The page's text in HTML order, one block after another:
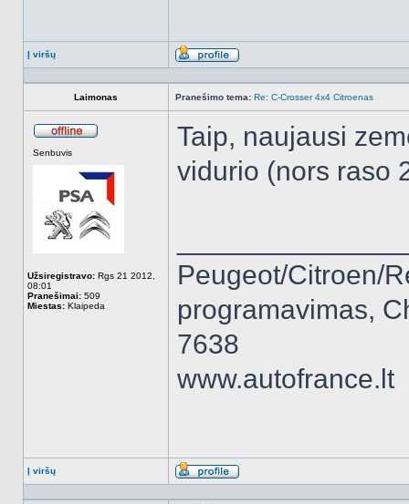
Į viršų
Aprašymas
Laimonas Pranešimo tema: Re: C-Crosser 4x4 Citroenas
Senbuvis
Užsiregistravo: Rgs 21 2012,
08:01
Pranešimai: 509
Miestas: Klaipeda
Taip, naujausi
vidurio (nors raso
Peugeot/Citroen/
programavimas,
7638
www.autofrance.lt
Į viršų
Aprašymas